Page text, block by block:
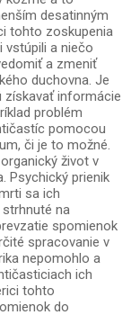
desatinným
tohto zoskupenia
vstúpili a niečo
a zmeniť
duchovna. Je
získavať informácie
problém
pomocou
či je to možné.
život v
Psychický prienik
sa ich
strhnuté na
spomienok
spracovanie v
nepomohlo a
ich
tohto
do